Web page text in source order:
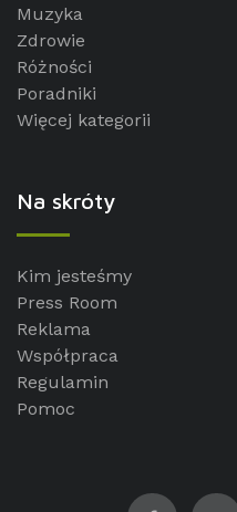
Muzyka
Zdrowie
Różności
Poradniki
Więcej kategorii
Na skróty
Kim jesteśmy
Press Room
Reklama
Współpraca
Regulamin
Pomoc